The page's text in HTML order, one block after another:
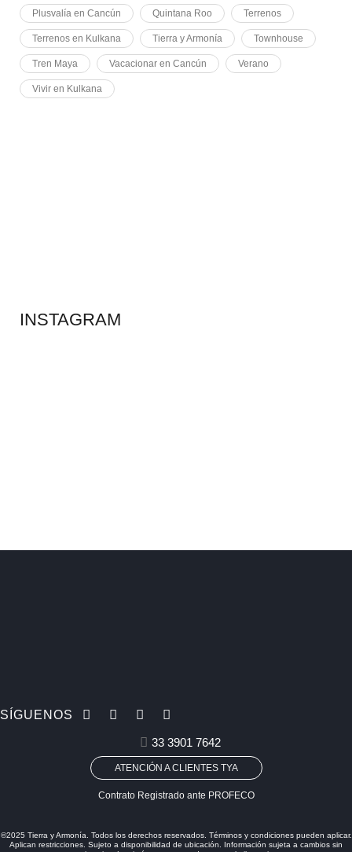
Plusvalía en Cancún Quintana Roo Terrenos
Terrenos en Kulkana Tierra y Armonía Townhouse
Tren Maya Vacacionar en Cancún Verano
Vivir en Kulkana
INSTAGRAM
SÍGUENOS
33 3901 7642
ATENCIÓN A CLIENTES TYA
Contrato Registrado ante PROFECO
©2025 Tierra y Armonía. Todos los derechos reservados. Términos y condiciones pueden aplicar.
Aplican restricciones. Sujeto a disponibilidad de ubicación. Información sujeta a cambios sin